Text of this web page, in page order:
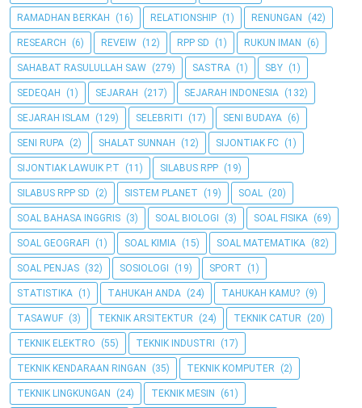
RAMADHAN BERKAH (16) RELATIONSHIP (1) RENUNGAN (42)
RESEARCH (6) REVEIW (12) RPP SD (1) RUKUN IMAN (6)
SAHABAT RASULULLAH SAW (279) SASTRA (1) SBY (1)
SEDEQAH (1) SEJARAH (217) SEJARAH INDONESIA (132)
SEJARAH ISLAM (129) SELEBRITI (17) SENI BUDAYA (6)
SENI RUPA (2) SHALAT SUNNAH (12) SIJONTIAK FC (1)
SIJONTIAK LAWUIK P.T (11) SILABUS RPP (19)
SILABUS RPP SD (2) SISTEM PLANET (19) SOAL (20)
SOAL BAHASA INGGRIS (3) SOAL BIOLOGI (3) SOAL FISIKA (69)
SOAL GEOGRAFI (1) SOAL KIMIA (15) SOAL MATEMATIKA (82)
SOAL PENJAS (32) SOSIOLOGI (19) SPORT (1)
STATISTIKA (1) TAHUKAH ANDA (24) TAHUKAH KAMU? (9)
TASAWUF (3) TEKNIK ARSITEKTUR (24) TEKNIK CATUR (20)
TEKNIK ELEKTRO (55) TEKNIK INDUSTRI (17)
TEKNIK KENDARAAN RINGAN (35) TEKNIK KOMPUTER (2)
TEKNIK LINGKUNGAN (24) TEKNIK MESIN (61)